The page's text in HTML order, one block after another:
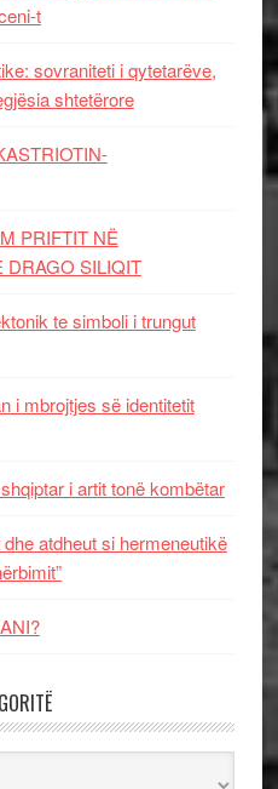
t
sovraniteti i qytetarëve,
shtetërore
PRIFTIT NË
DRAGO SILIQIT
te simboli i trungut
i mbrojtjes së identitetit
i artit tonë kombëtar
atdheut si hermeneutikë